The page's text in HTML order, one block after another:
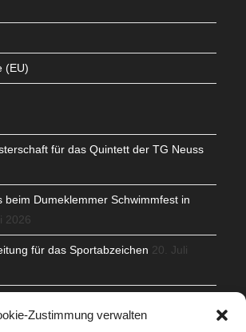
Zustimmung verwalten
(EU)
für das Quintett der TG Neuss
beim Dumeklemmer Schwimmfest in
2026
für das Sportabzeichen 20. Juli